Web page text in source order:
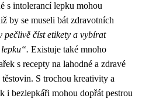
s intolerancí lepku mohou
by se museli bát zdravotních
pečlivě číst etikety a vybírat
Existuje také mnoho
s recepty na lahodné a zdravé
S trochou kreativity a
i bezlepkáři mohou dopřát pestrou